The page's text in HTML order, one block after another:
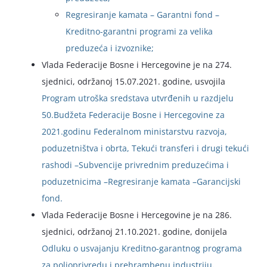
Regresiranje kamata – Garantni fond –
Kreditno-garantni programi za velika
preduzeća i izvoznike;
Vlada Federacije Bosne i Hercegovine je na 274.
sjednici, održanoj 15.07.2021. godine, usvojila
Program utroška sredstava utvrđenih u razdjelu
50.Budžeta Federacije Bosne i Hercegovine za
2021.godinu Federalnom ministarstvu razvoja,
poduzetništva i obrta, Tekući transferi i drugi tekući
rashodi –Subvencije privrednim preduzećima i
poduzetnicima –Regresiranje kamata –Garancijski
fond.
Vlada Federacije Bosne i Hercegovine je na 286.
sjednici, održanoj 21.10.2021. godine, donijela
Odluku o usvajanju Kreditno-garantnog programa